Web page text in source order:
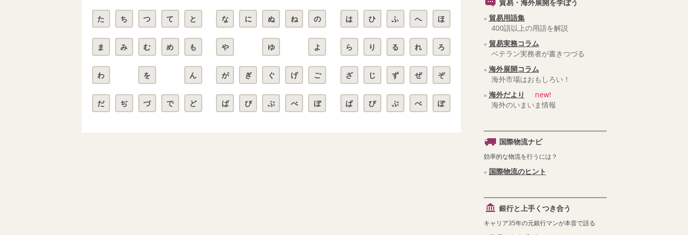
た ち つ て と な に ぬ ね の は ひ ふ へ ほ
ま み む め も や ゆ よ ら り る れ ろ
わ を ん が ぎ ぐ げ ご ざ じ ず ぜ ぞ
だ ぢ づ で ど ば び ぶ べ ぼ ぱ ぴ ぷ ぺ ぽ
貿易・海外展開を学ぼう
貿易用語集
400語以上の用語を解説
貿易実務コラム
ベテラン実務者が書きつづる
海外展開コラム
海外市場はおもしろい！
海外だより
new!
海外のいまいま情報
国際物流ナビ
効率的な物流を行うには？
国際物流のヒント
銀行と上手くつき合う
キャリア35年の元銀行マンが本音で語る